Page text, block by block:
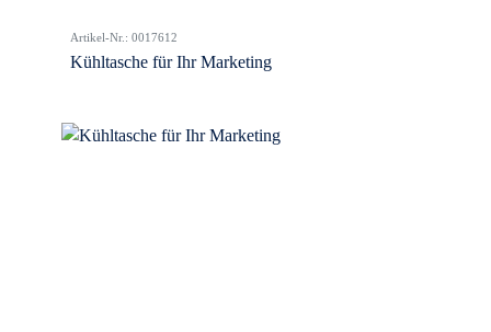
Artikel-Nr.: 0017612
Kühltasche für Ihr Marketing